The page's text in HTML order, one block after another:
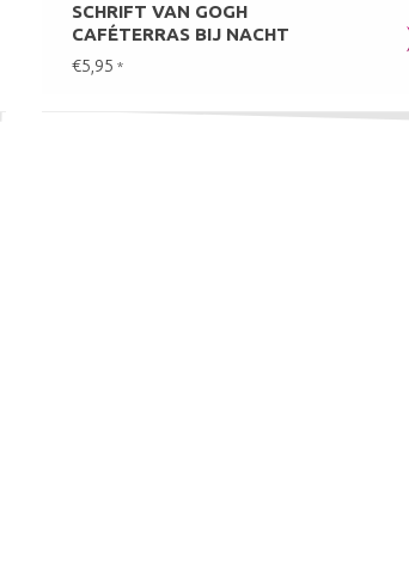
SCHRIFT VAN GOGH
CAFÉTERRAS BIJ NACHT
€5,95 *